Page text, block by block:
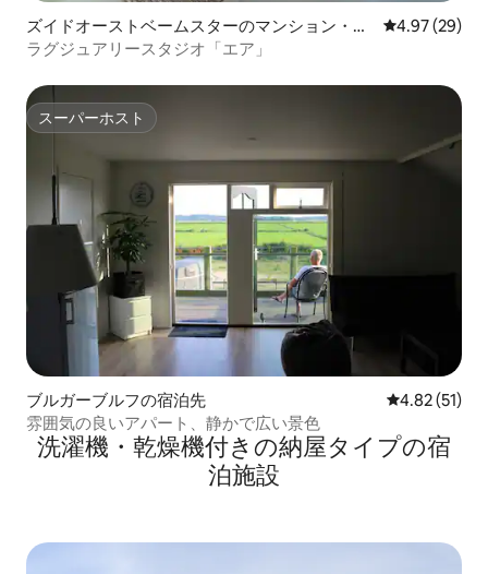
ズイドオーストベームスターのマンション・ア
パート
レビュー29
4.97 (29)
ラグジュアリースタジオ「エア」
スーパーホスト
スーパーホスト
ブルガーブルフの宿泊先 レビュー51
4.82 (51)
雰囲気の良いアパート、静かで広い景色
洗濯機・乾燥機付きの納屋タイプの宿
泊施設